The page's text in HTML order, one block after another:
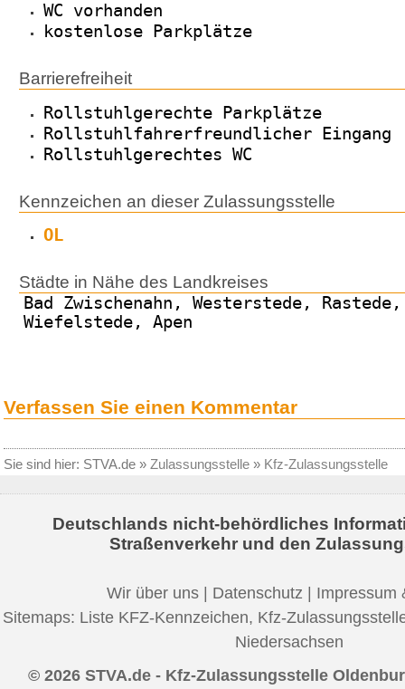
WC vorhanden
kostenlose Parkplätze
Barrierefreiheit
Rollstuhlgerechte Parkplätze
Rollstuhlfahrerfreundlicher Eingang
Rollstuhlgerechtes WC
Kennzeichen an dieser Zulassungsstelle
OL
Städte in Nähe des Landkreises
Bad Zwischenahn, Westerstede,
Wiefelstede, Apen
Verfassen Sie einen Kommentar
Sie sind hier: STVA.de » Zulassungsstelle » Kfz-Zulassungsstelle
Deutschlands nicht-behördliches
Straßenverkehr und den
Wir über uns | Datenschutz | Impressum
Sitemaps: Liste KFZ-Kennzeichen, Kfz-
Niedersachsen
© 2026 STVA.de - Kfz-Zulassungsstelle